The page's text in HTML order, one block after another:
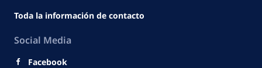
Toda la información de contacto
Social Media
Facebook